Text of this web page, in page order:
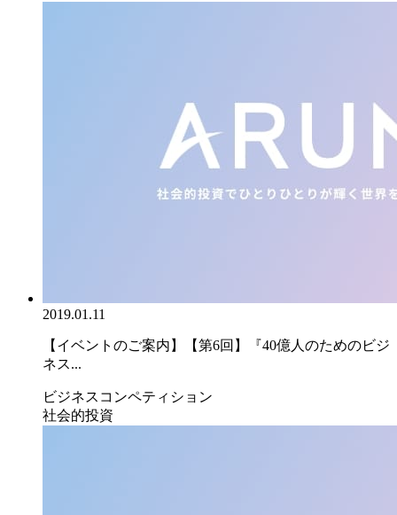
2019.01.11
【イベントのご案内】【第6回】『40億人のためのビジ
ネス...
ビジネスコンペティション
社会的投資